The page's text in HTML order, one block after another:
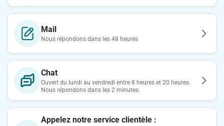
Mail
Nous répondons dans les 48 heures
Chat
Ouvert du lundi au vendredi entre 8 heures et 20 heures.
Nous répondons dans les 2 minutes.
Appelez notre service clientèle :